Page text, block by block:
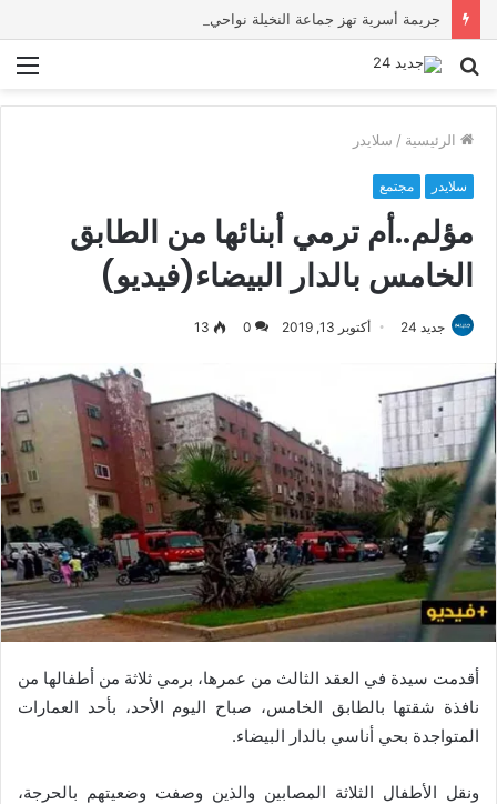
بحث
الرئيسية / سلايدر
سلايدر مجتمع
مؤلم..أم ترمي أبنائها من الطابق
الخامس بالدار البيضاء(فيديو)
جديد 24 أكتوبر 13, 2019 0
13
أقدمت سيدة في العقد الثالث من عمرها، برمي ثلاثة من أطفالها من
نافذة شقتها بالطابق الخامس، صباح اليوم الأحد، بأحد العمارات
المتواجدة بحي أناسي بالدار البيضاء.
ونقل الأطفال الثلاثة المصابين والذين وصفت وضعيتهم بالحرجة،